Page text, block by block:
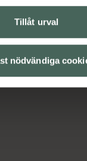
Tillåt urval
nödvändiga
här för dig. Du
du är så är det
lite bättre.